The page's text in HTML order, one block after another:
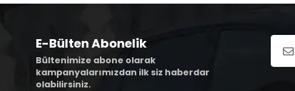
E-Bülten Abonelik
Bültenimize abone olarak
kampanyalarımızdan ilk siz haberdar
olabilirsiniz.